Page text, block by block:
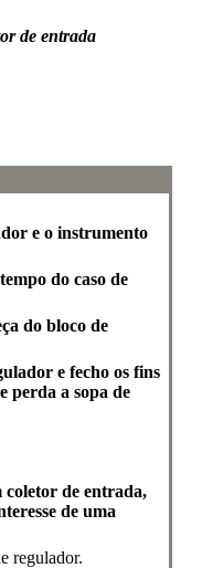
de entrada
e o instrumento
do caso de
do bloco de
e fecho os fins
perda a sopa de
coletor de entrada,
de uma
regulador.